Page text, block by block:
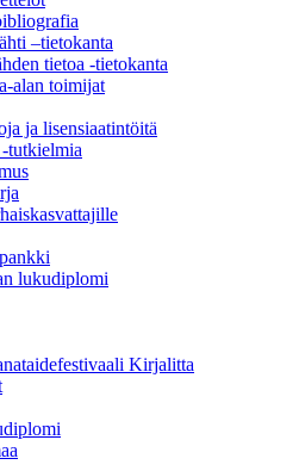
–tietokanta
tietoa -tietokanta
alan toimijat
ja lisensiaatintöitä
tutkielmia
lukudiplomi
Kirjalitta